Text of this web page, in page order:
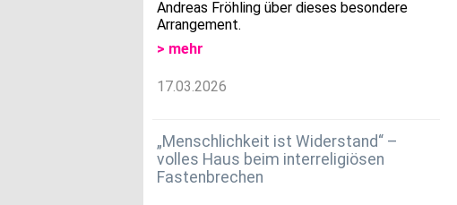
Andreas Fröhling über dieses besondere
Arrangement.
> mehr
17.03.2026
„Menschlichkeit ist Widerstand“ –
volles Haus beim interreligiösen
Fastenbrechen